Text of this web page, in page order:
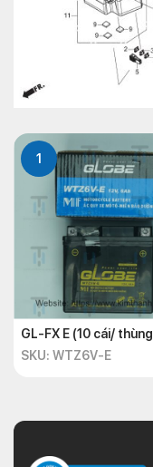
Không có
1
GL-FX E (10 cái/
SKU: WTZ6V-E